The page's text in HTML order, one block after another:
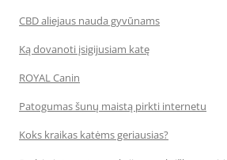
CBD aliejaus nauda gyvūnams
Ką dovanoti įsigijusiam katę
ROYAL Canin
Patogumas šunų maistą pirkti internetu
Koks kraikas katėms geriausias?